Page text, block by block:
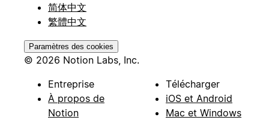
简体中文
繁體中文
Paramètres des cookies
© 2026 Notion Labs, Inc.
Entreprise
À propos de
Notion
Télécharger
iOS et Android
Mac et Windows